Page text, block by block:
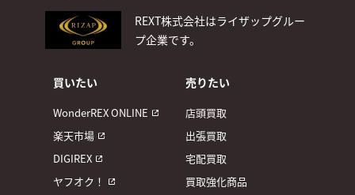
REXT株式会社はライザップグルー
プ企業です。
買いたい
WonderREX ONLINE
楽天市場
DIGIREX
ヤフオク！
売りたい
店頭買取
出張買取
宅配買取
買取強化商品